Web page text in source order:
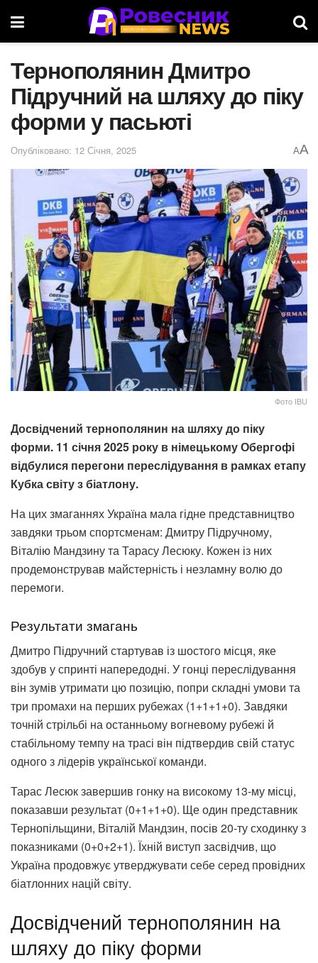
Тернополянин Дмитро
Підручний на шляху до піку
форми у пасьюті
Опубліковано: 12 Січня, 2025 AA
Фото IBU
Досвідчений тернополянин на шляху до піку
форми. 11 січня 2025 року в німецькому Обергофі
відбулися перегони переслідування в рамках етапу
Кубка світу з біатлону.
На цих змаганнях Україна мала гідне представництво
завдяки трьом спортсменам: Дмитру Підручному,
Віталію Мандзину та Тарасу Лесюку. Кожен із них
продемонстрував майстерність і незламну волю до
перемоги.
Результати змагань
Дмитро Підручний стартував із шостого місця, яке
здобув у спринті напередодні. У гонці переслідування
він зумів утримати цю позицію, попри складні умови та
три промахи на перших рубежах (1+1+1+0). Завдяки
точній стрільбі на останньому вогневому рубежі й
стабільному темпу на трасі він підтвердив свій статус
одного з лідерів української команди.
Тарас Лесюк завершив гонку на високому 13-му місці,
показавши результат (0+1+1+0). Ще один представник
Тернопільщини, Віталій Мандзин, посів 20-ту сходинку з
показниками (0+0+2+1). Їхній виступ засвідчив, що
Україна продовжує утверджувати себе серед провідних
біатлонних націй світу.
Досвідчений тернополянин на
шляху до піку форми